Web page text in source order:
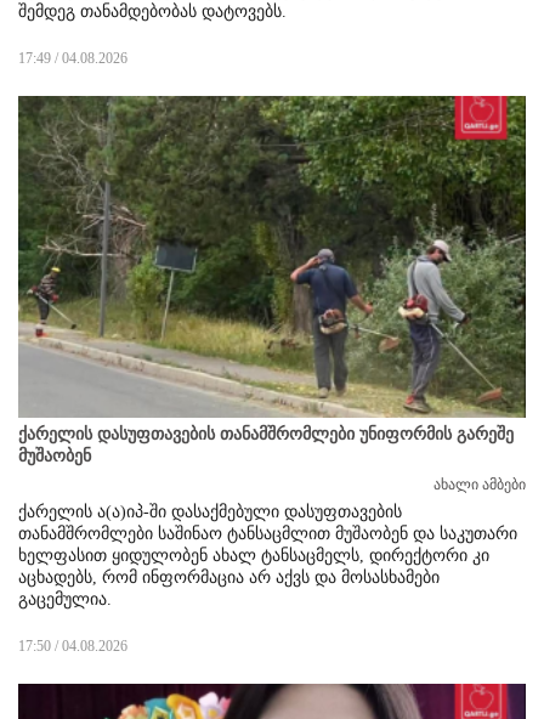
შემდეგ თანამდებობას დატოვებს.
17:49 / 04.08.2026
ქარელის დასუფთავების თანამშრომლები უნიფორმის გარეშე
მუშაობენ
ახალი ამბები
ქარელის ა(ა)იპ-ში დასაქმებული დასუფთავების
თანამშრომლები საშინაო ტანსაცმლით მუშაობენ და საკუთარი
ხელფასით ყიდულობენ ახალ ტანსაცმელს, დირექტორი კი
აცხადებს, რომ ინფორმაცია არ აქვს და მოსასხამები
გაცემულია.
17:50 / 04.08.2026